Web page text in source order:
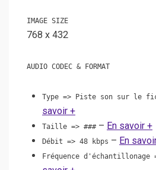
IMAGE SIZE
768 x 432
AUDIO CODEC & FORMAT
Type => Piste son sur le
savoir +
Taille => ###– En savoir +
Débit => 48 kbps – En
Fréquence d'échantillonage